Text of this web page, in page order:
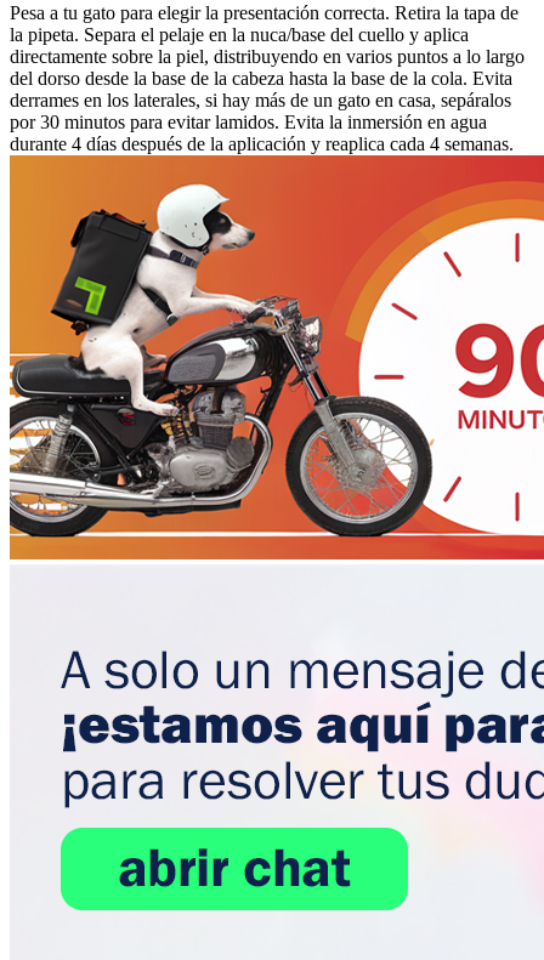
Pesa a tu gato para elegir la presentación correcta. Retira la tapa de
la pipeta. Separa el pelaje en la nuca/base del cuello y aplica
directamente sobre la piel, distribuyendo en varios puntos a lo largo
del dorso desde la base de la cabeza hasta la base de la cola. Evita
derrames en los laterales, si hay más de un gato en casa, sepáralos
por 30 minutos para evitar lamidos. Evita la inmersión en agua
durante 4 días después de la aplicación y reaplica cada 4 semanas.